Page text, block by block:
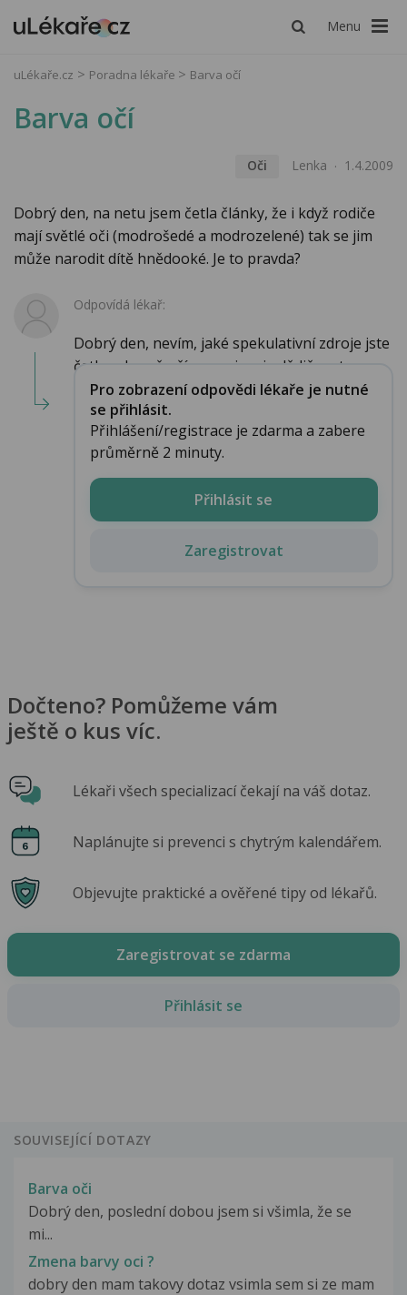
Menu
uLékaře.cz Poradna lékaře Barva očí
Barva očí
Oči Lenka 1.4.2009
Dobrý den, na netu jsem četla články, že i když rodiče
mají světlé oči (modrošedé a modrozelené) tak se jim
může narodit dítě hnědooké. Je to pravda?
Odpovídá lékař:
Dobrý den, nevím, jaké spekulativní zdroje jste
četla, v barvě očí se projevuje dědičnost ...
Pro zobrazení odpovědi lékaře je nutné
se přihlásit.
Přihlášení/registrace je zdarma a zabere
průměrně 2 minuty.
Přihlásit se
Zaregistrovat
Dočteno? Pomůžeme vám
ještě o kus víc.
Lékaři všech specializací čekají na váš dotaz.
Naplánujte si prevenci s chytrým kalendářem.
Objevujte praktické a ověřené tipy od lékařů.
Zaregistrovat se zdarma
Přihlásit se
SOUVISEJÍCÍ DOTAZY
Barva oči
Dobrý den, poslední dobou jsem si všimla, že se
mi...
Zmena barvy oci ?
dobry den mam takovy dotaz vsimla sem si ze mam